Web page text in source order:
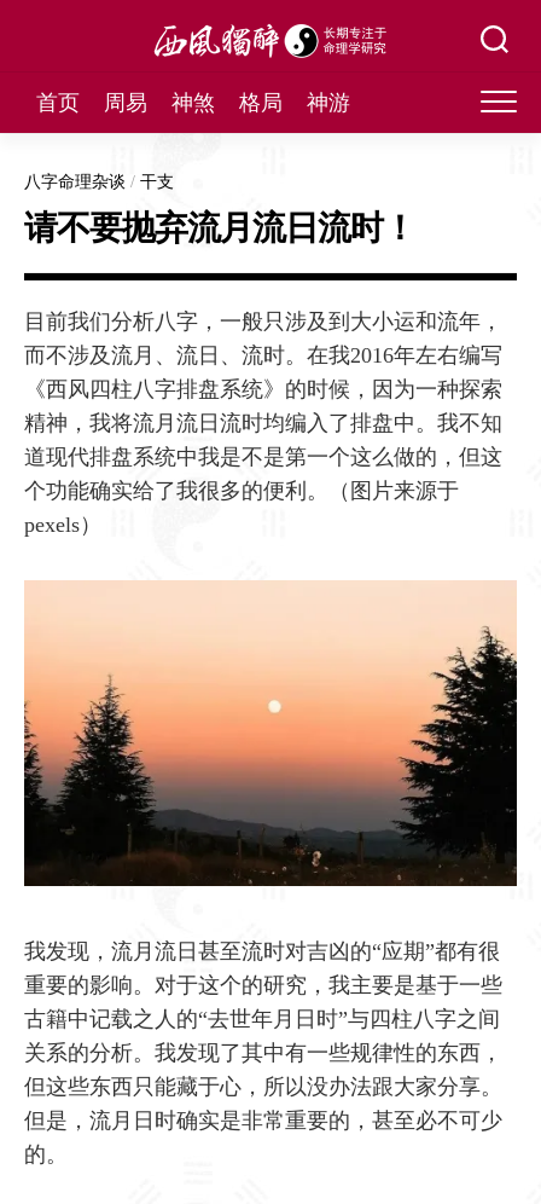
首页 周易 神煞 格局 神游
八字命理杂谈 / 干支
请不要抛弃流月流日流时！
目前我们分析八字，一般只涉及到大小运和流年，
而不涉及流月、流日、流时。在我2016年左右编写
《西风四柱八字排盘系统》的时候，因为一种探索
精神，我将流月流日流时均编入了排盘中。我不知
道现代排盘系统中我是不是第一个这么做的，但这
个功能确实给了我很多的便利。（图片来源于
pexels）
我发现，流月流日甚至流时对吉凶的“应期”都有很
重要的影响。对于这个的研究，我主要是基于一些
古籍中记载之人的“去世年月日时”与四柱八字之间
关系的分析。我发现了其中有一些规律性的东西，
但这些东西只能藏于心，所以没办法跟大家分享。
但是，流月日时确实是非常重要的，甚至必不可少
的。